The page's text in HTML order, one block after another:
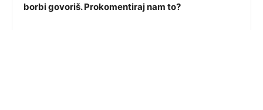
borbi govoriš. Prokomentiraj nam to?